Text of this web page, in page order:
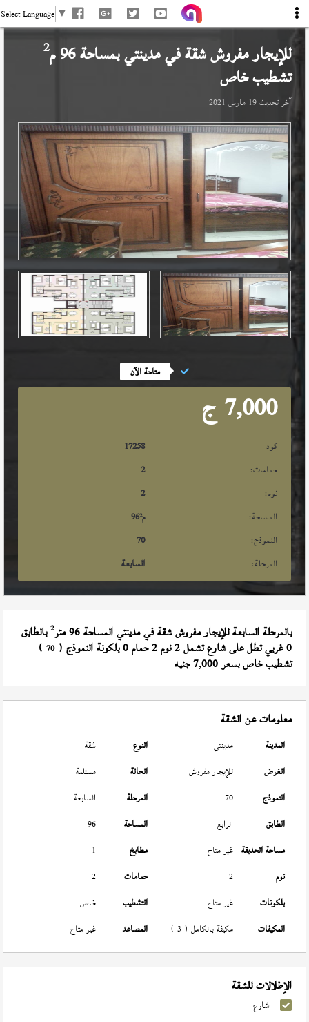
Select Language ▼
للإيجار مفروش شقة فيمدينتيبمساحة 96 م 2
تشطيب خاص
آخر تحديث19 مارس 2021
متاحة الآن
7,000 ج
كود
17258
حمامات:
2
نوم:
2
المساحة:
96م²
النموذج:
70
المرحلة:
السابعة
بالمرحلة السابعة للإيجار مفروش شقة في مدينتي المساحة 96 متر 2بالطابق
0 غربي تطل على شارع تشمل 2 نوم 2 حمام 0 بلكونة النموذج ( 70
)
تشطيب خاص بسعر 7,000 جنيه
معلومات عن الشقة
المدينة مدينتي النوع
شقة
الغرض
للإيجار مفروش الحالة
مستلمة
النموذج
70 المرحلة
السابعة
الطابق
الرابع المساحة
96
مساحة الحديقة غير متاح مطابخ
1
نوم
2 حمامات
2
بلكونات
غير متاح التشطيب
خاص
المكيفات
مكيفة بالكامل ( 3 ) المصاعد غير متاح
الإطلالات للشقة
شارع